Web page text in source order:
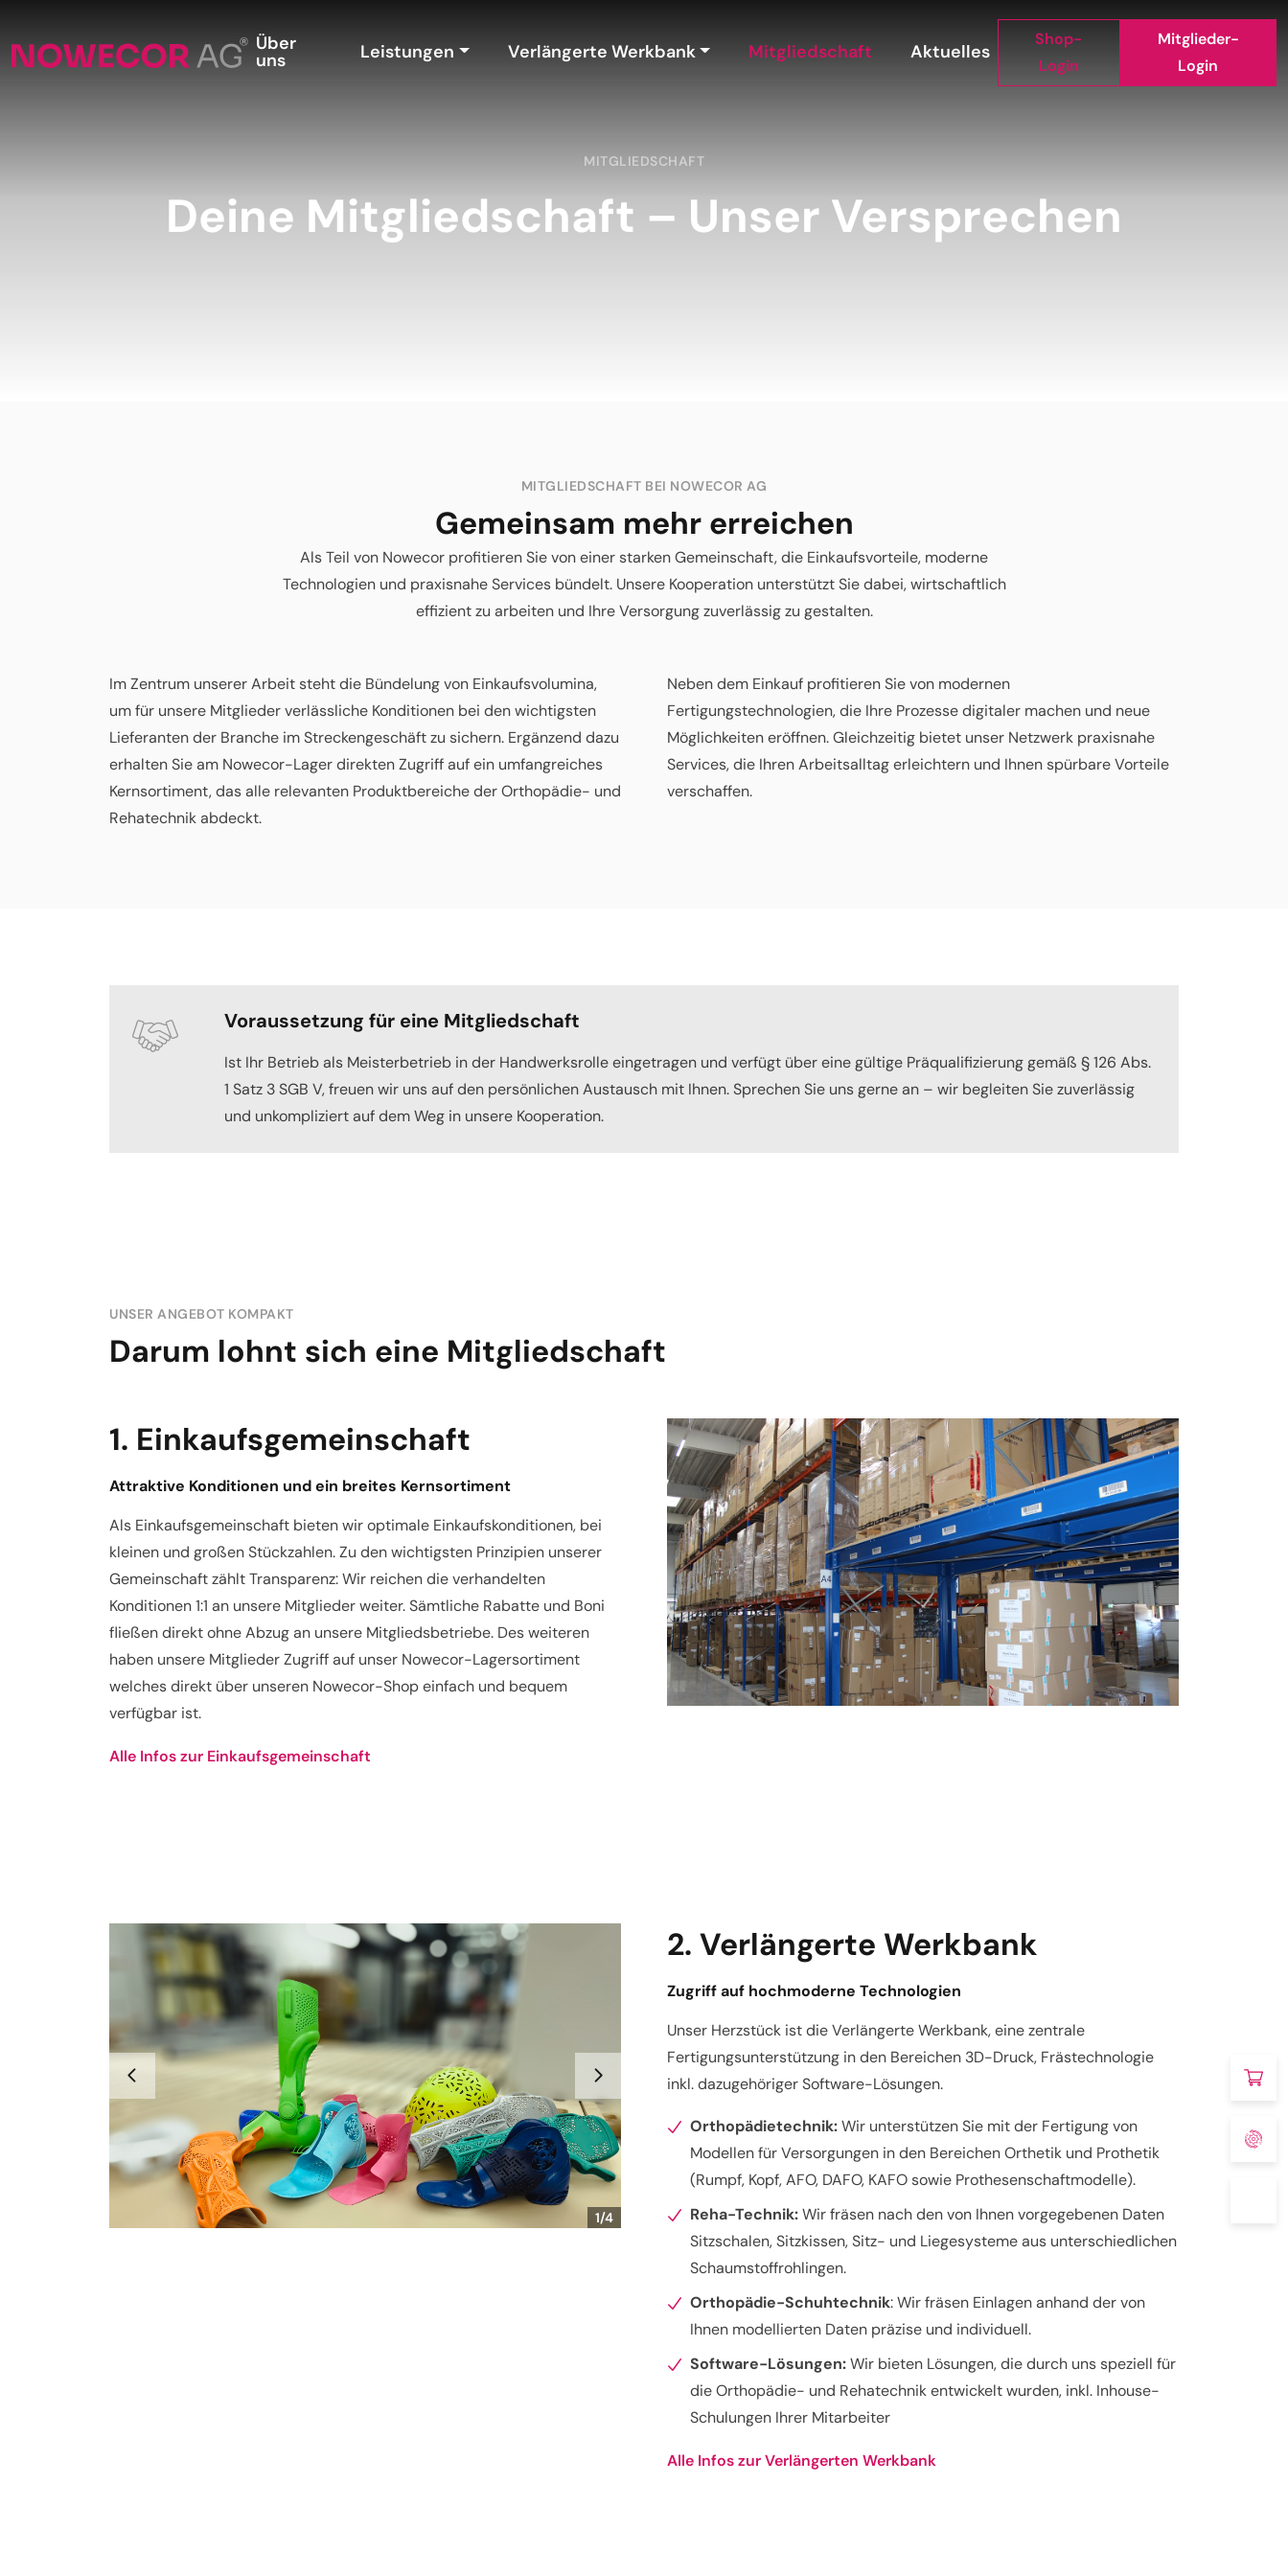
Shop-
Login
Mitglieder-
Login
Über
uns Leistungen Verlängerte Werkbank Mitgliedschaft Aktuelles
MITGLIEDSCHAFT
Deine Mitgliedschaft – Unser Versprechen
MITGLIEDSCHAFT BEI NOWECOR AG
Gemeinsam mehr erreichen
Als Teil von Nowecor profitieren Sie von einer starken Gemeinschaft, die Einkaufsvorteile, moderne
Technologien und praxisnahe Services bündelt. Unsere Kooperation unterstützt Sie dabei, wirtschaftlich
effizient zu arbeiten und Ihre Versorgung zuverlässig zu gestalten.
Im Zentrum unserer Arbeit steht die Bündelung von Einkaufsvolumina,
um für unsere Mitglieder verlässliche Konditionen bei den wichtigsten
Lieferanten der Branche im Streckengeschäft zu sichern. Ergänzend dazu
erhalten Sie am Nowecor-Lager direkten Zugriff auf ein umfangreiches
Kernsortiment, das alle relevanten Produktbereiche der Orthopädie- und
Rehatechnik abdeckt.
Neben dem Einkauf profitieren Sie von modernen
Fertigungstechnologien, die Ihre Prozesse digitaler machen und neue
Möglichkeiten eröffnen. Gleichzeitig bietet unser Netzwerk praxisnahe
Services, die Ihren Arbeitsalltag erleichtern und Ihnen spürbare Vorteile
verschaffen.
Voraussetzung für eine Mitgliedschaft
Ist Ihr Betrieb als Meisterbetrieb in der Handwerksrolle eingetragen und verfügt über eine gültige Präqualifizierung gemäß § 126 Abs.
1 Satz 3 SGB V, freuen wir uns auf den persönlichen Austausch mit Ihnen. Sprechen Sie uns gerne an – wir begleiten Sie zuverlässig
und unkompliziert auf dem Weg in unsere Kooperation.
UNSER ANGEBOT KOMPAKT
Darum lohnt sich eine Mitgliedschaft
1. Einkaufsgemeinschaft
Attraktive Konditionen und ein breites Kernsortiment
Als Einkaufsgemeinschaft bieten wir optimale Einkaufskonditionen, bei
kleinen und großen Stückzahlen. Zu den wichtigsten Prinzipien unserer
Gemeinschaft zählt Transparenz: Wir reichen die verhandelten
Konditionen 1:1 an unsere Mitglieder weiter. Sämtliche Rabatte und Boni
fließen direkt ohne Abzug an unsere Mitgliedsbetriebe. Des weiteren
haben unsere Mitglieder Zugriff auf unser Nowecor-Lagersortiment
welches direkt über unseren Nowecor-Shop einfach und bequem
verfügbar ist.
Alle Infos zur Einkaufsgemeinschaft
2. Verlängerte Werkbank
Zugriff auf hochmoderne Technologien
Unser Herzstück ist die Verlängerte Werkbank, eine zentrale
Fertigungsunterstützung in den Bereichen 3D-Druck, Frästechnologie
inkl. dazugehöriger Software-Lösungen.
Orthopädietechnik:Wir unterstützen Sie mit der Fertigung von
Modellen für Versorgungen in den Bereichen Orthetik und Prothetik
(Rumpf, Kopf, AFO, DAFO, KAFO sowie Prothesenschaftmodelle).
Reha-Technik:Wir fräsen nach den von Ihnen vorgegebenen Daten
Sitzschalen, Sitzkissen, Sitz- und Liegesysteme aus unterschiedlichen
Schaumstoffrohlingen.
Orthopädie-Schuhtechnik: Wir fräsen Einlagen anhand der von
Ihnen modellierten Daten präzise und individuell.
Software-Lösungen:Wir bieten Lösungen, die durch uns speziell für
die Orthopädie- und Rehatechnik entwickelt wurden, inkl. Inhouse-
Schulungen Ihrer Mitarbeiter
Alle Infos zur Verlängerten Werkbank
1/4